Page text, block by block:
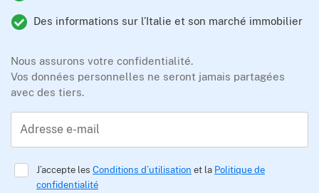
Des informations sur l’Italie et son marché immobilier
Nous assurons votre confidentialité.
Vos données personnelles ne seront jamais partagées
avec des tiers.
Adresse e-mail
J’accepte les Conditions d’utilisation et la Politique de
confidentialité